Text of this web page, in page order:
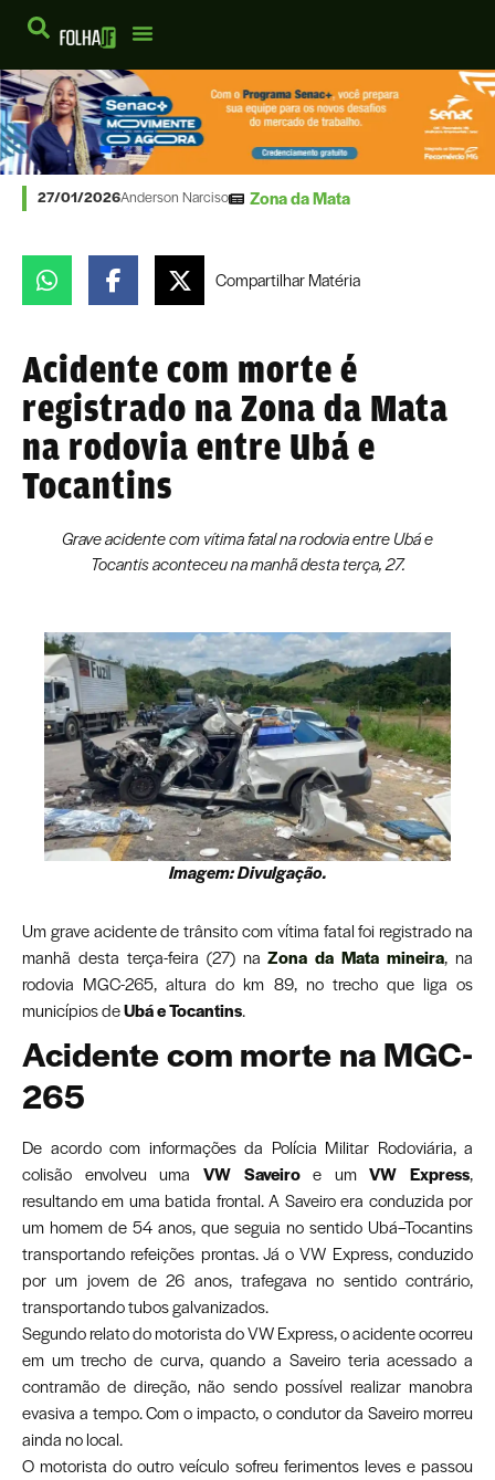
27/01/2026Anderson Narciso Zona da Mata
CompartilharMatéria
Acidente com morte é
registrado na Zona da Mata
na rodovia entre Ubá e
Tocantins
Grave acidente com vítima fatal na rodovia entre Ubá e
Tocantis aconteceu na manhã desta terça, 27.
Imagem: Divulgação.
Um grave acidente de trânsito com vítima fatal foi registrado na
manhã desta terça-feira (27) naZona da Mata mineira, na
rodovia MGC-265, altura do km 89, no trecho que liga os
municípios deUbá e Tocantins.
Acidente com morte na MGC-
265
De acordo com informações da Polícia Militar Rodoviária, a
colisão envolveu uma VW Saveiroe umVW Express,
resultando em uma batida frontal. A Saveiro era conduzida por
um homem de 54 anos, que seguia no sentido Ubá–Tocantins
transportando refeições prontas. Já o VW Express, conduzido
por um jovem de 26 anos, trafegava no sentido contrário,
transportando tubos galvanizados.
Segundo relato do motorista do VW Express, o acidente ocorreu
em um trecho de curva, quando a Saveiro teria acessado a
contramão de direção, não sendo possível realizar manobra
evasiva a tempo. Com o impacto, o condutor da Saveiro morreu
ainda no local.
O motorista do outro veículo sofreu ferimentos leves e passou